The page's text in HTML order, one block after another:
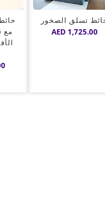
تسلق الصخور
AED1,725.00
مع